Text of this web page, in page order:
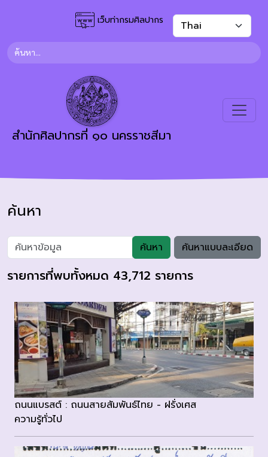
เว็บท่ากรมศิลปากร
สำนักศิลปากรที่ ๑๐ นครราชสีมา
ค้นหา
ค้นหา ค้นหาแบบละเอียด
รายการที่พบทั้งหมด 43,712 รายการ
ถนนแบรสต์ : ถนนสายสัมพันธ์ไทย - ฝรั่งเศส
ความรู้ทั่วไป